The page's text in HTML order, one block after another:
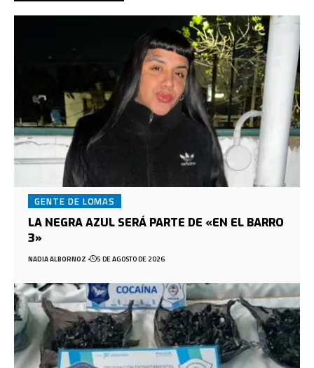
GENTE DE LOMAS
LA NEGRA AZUL SERÁ PARTE DE «EN EL BARRO
3»
NADIA ALBORNOZ 5 DE AGOSTO DE 2026